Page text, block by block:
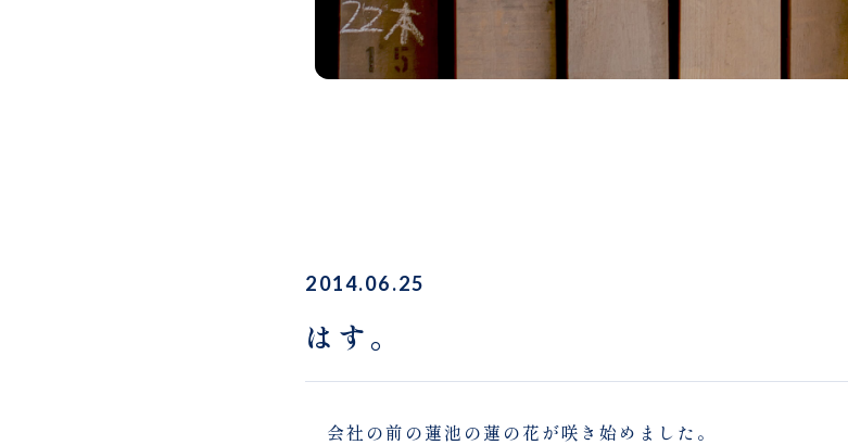
2014.06.25
はす。
会社の前の蓮池の蓮の花が咲き始めました。